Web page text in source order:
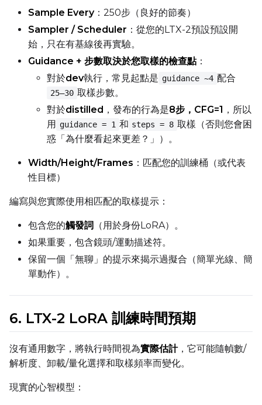
LoRA Scale
Seed
Sample Every：250步（良好的節奏）
Sampler / Scheduler ：從您的LTX-2預設預設開
始，只在有基線後再實驗。
Guidance + 步數取決於您取樣的檢查點：
對於dev執行，常見起點是 guidance ~4 配合
25–30 取樣步數。
對於distilled ，發布的行為是8步，CFG=1 ，所以
用 guidance = 1 和 steps = 8 取樣（否則您會困
惑「為什麼看起來更差？」）。
Width/Height/Frames ：匹配您的訓練桶（或代表
性目標）
編寫與您實際使用相匹配的取樣提示：
包含您的觸發詞 （用於身份LoRA）。
如果重要，包含鏡頭/運動描述符。
保留一個「無聊」的提示來揭示過擬合（簡單光線、簡
單動作）。
6. LTX-2 LoRA 訓練時間預期
沒有通用數字，將執行時間視為實際估計，它可能隨幀數/
解析度、卸載/量化選擇和取樣頻率而變化。
現實的心智模型：